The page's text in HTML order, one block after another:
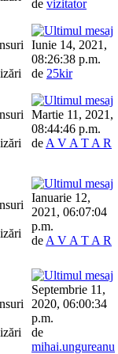
de vizitator
Iunie 14, 2021,
08:26:38 p.m.
de 25kir
Martie 11, 2021,
08:44:46 p.m.
de A V A T A R
Ianuarie 12,
2021, 06:07:04
p.m.
de A V A T A R
Septembrie 11,
2020, 06:00:34
p.m.
de
mihai.ungureanu